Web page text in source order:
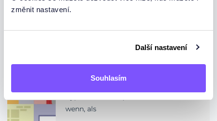
změnit nastavení.
Další nastavení
Souhlasím
7
problém v hotelu,
zmeškaný spoj) +
vyprávění
wenn, als